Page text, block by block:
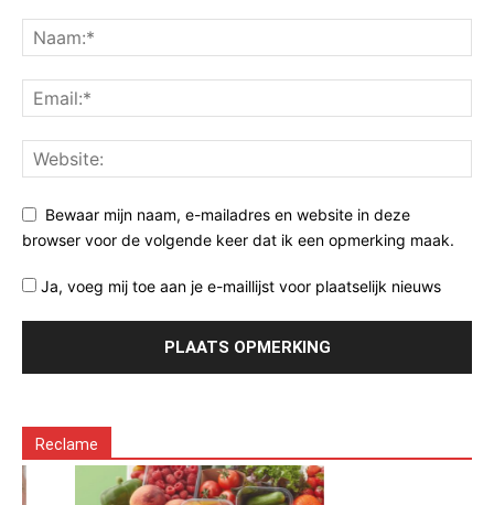
Bewaar mijn naam, e-mailadres en website in deze
browser voor de volgende keer dat ik een opmerking maak.
Ja, voeg mij toe aan je e-maillijst voor plaatselijk nieuws
Reclame